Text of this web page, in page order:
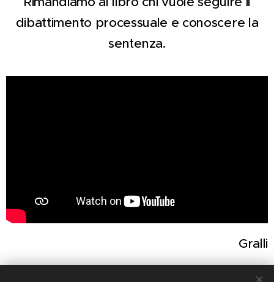
dibattimento processuale e conoscere la
sentenza.
Gralli